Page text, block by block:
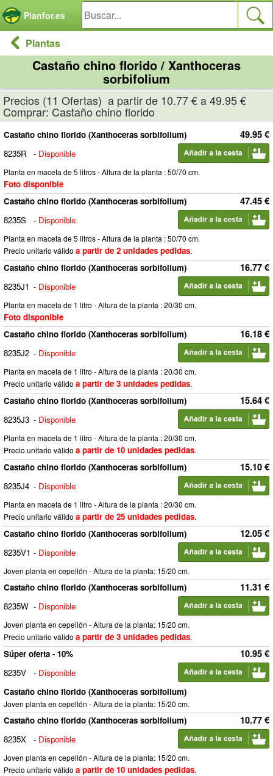
Planfor.es
Plantas
Castaño chino florido / Xanthoceras
sorbifolium
Precios (11 Ofertas) a partir de 10.77 € a 49.95 €
Comprar: Castaño chino florido
49.95 €
Castaño chino florido (Xanthoceras sorbifolium)
8235R
- Disponible
Planta en maceta de 5 litros - Altura de la planta : 50/70 cm.
Foto disponible
47.45 €
Castaño chino florido (Xanthoceras sorbifolium)
8235S
- Disponible
Planta en maceta de 5 litros - Altura de la planta : 50/70 cm.
Precio unitario válido a partir de 2 unidades pedidas.
16.77 €
Castaño chino florido (Xanthoceras sorbifolium)
8235J1 - Disponible
Planta en maceta de 1 litro - Altura de la planta : 20/30 cm.
Foto disponible
16.18 €
Castaño chino florido (Xanthoceras sorbifolium)
8235J2 - Disponible
Planta en maceta de 1 litro - Altura de la planta : 20/30 cm.
Precio unitario válido a partir de 3 unidades pedidas.
15.64 €
Castaño chino florido (Xanthoceras sorbifolium)
8235J3 - Disponible
Planta en maceta de 1 litro - Altura de la planta : 20/30 cm.
Precio unitario válido a partir de 10 unidades pedidas.
15.10 €
Castaño chino florido (Xanthoceras sorbifolium)
8235J4 - Disponible
Planta en maceta de 1 litro - Altura de la planta : 20/30 cm.
Precio unitario válido a partir de 25 unidades pedidas.
12.05 €
Castaño chino florido (Xanthoceras sorbifolium)
8235V1 - Disponible
Joven planta en cepellón - Altura de la planta: 15/20 cm.
11.31 €
Castaño chino florido (Xanthoceras sorbifolium)
8235W - Disponible
Joven planta en cepellón - Altura de la planta: 15/20 cm.
Precio unitario válido a partir de 3 unidades pedidas.
10.95 €
Súper oferta - 10%
8235V
- Disponible
Castaño chino florido (Xanthoceras sorbifolium)
Joven planta en cepellón - Altura de la planta: 15/20 cm.
10.77 €
Castaño chino florido (Xanthoceras sorbifolium)
8235X
- Disponible
Joven planta en cepellón - Altura de la planta: 15/20 cm.
Precio unitario válido a partir de 10 unidades pedidas.
Panel de gestión de cookies